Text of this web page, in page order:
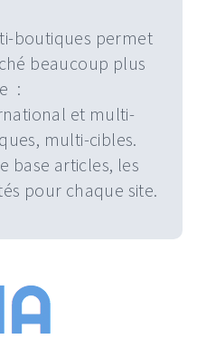
boutiques permet
beaucoup plus
:
et multi-
multi-cibles.
base articles, les
pour chaque site.